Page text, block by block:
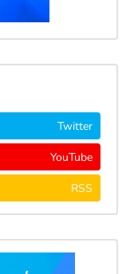
Twitter
YouTube
RSS